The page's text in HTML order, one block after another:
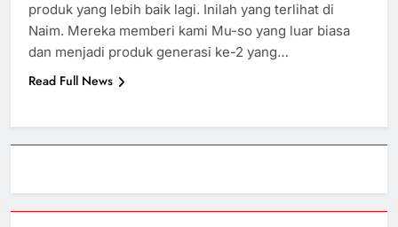
produk yang lebih baik lagi. Inilah yang terlihat di
Naim. Mereka memberi kami Mu-so yang luar biasa
dan menjadi produk generasi ke-2 yang…
Read Full News